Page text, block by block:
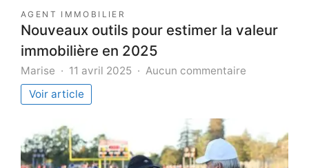
AGENT IMMOBILIER
Nouveaux outils pour estimer la valeur
immobilière en 2025
Marise 11 avril 2025 Aucun commentaire
estimer
la
valeur
Voir article